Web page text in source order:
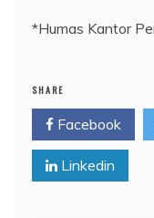
*Humas Kantor
SHARE
Facebook
Linkedin